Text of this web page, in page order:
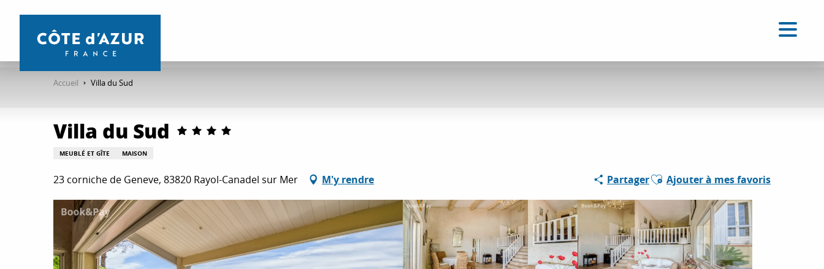
contenu
Accueil Villa du Sud
Villa du Sud
MEUBLÉ ET GÎTE MAISON
23 corniche de Geneve, 83820 Rayol-Canadel sur Mer M'y rendre PartagerAjouter aux favoris
Ajouter à mes favoris